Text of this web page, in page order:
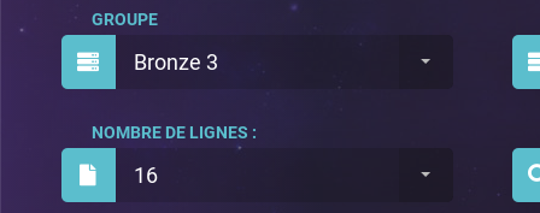
Bronze 3
GROUPE
16
NOMBRE DE LIGNES :